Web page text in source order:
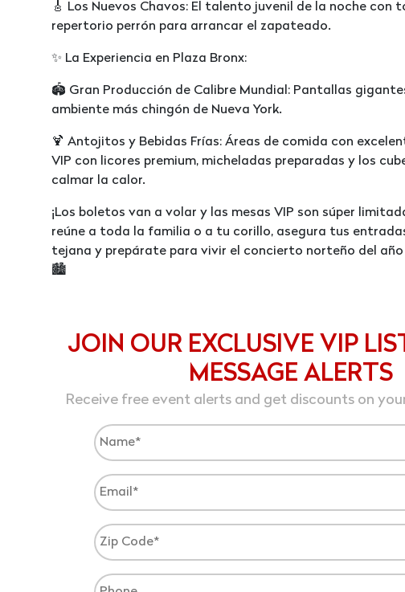
🎸 Los Nuevos Chavos: El talento juvenil de la noche
repertorio perrón para arrancar el zapateado.
✨ La Experiencia en Plaza Bronx:
🏟️ Gran Producción de Calibre Mundial: Pantallas
ambiente más chingón de Nueva York.
🍹 Antojitos y Bebidas Frías: Áreas de comida con
VIP con licores premium, micheladas preparadas y los
calmar la calor.
¡Los boletos van a volar y las mesas VIP son súper
reúne a toda la familia o a tu corillo, asegura tus
tejana y prepárate para vivir el concierto norteño del año
🏙️
JOIN OUR EXCLUSIVE VIP
MESSAGE ALERTS
Receive free event alerts and get discounts on